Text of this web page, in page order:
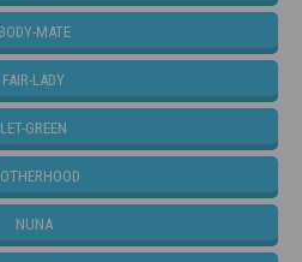
BODY-MATE
FAIR-LADY
LET-GREEN
NUNA